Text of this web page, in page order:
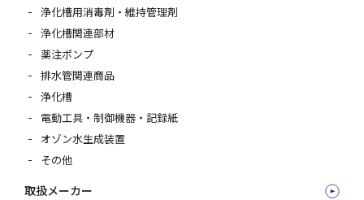
浄化槽用消毒剤・維持管理剤
浄化槽関連部材
薬注ポンプ
排水管関連商品
浄化槽
電動工具・制御機器・記録紙
オゾン水生成装置
その他
取扱メーカー